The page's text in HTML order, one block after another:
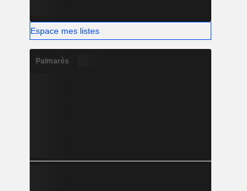
Espace mes listes
Palmarès